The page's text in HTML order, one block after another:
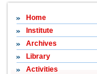
Home
Institute
Archives
Library
Activities